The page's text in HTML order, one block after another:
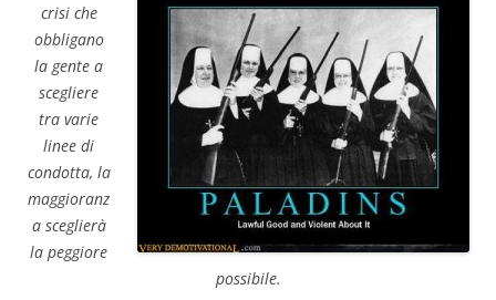
crisi che
obbligano
la gente a
scegliere
tra varie
linee di
condotta, la
maggioranz
a sceglierà
la peggiore
possibile.